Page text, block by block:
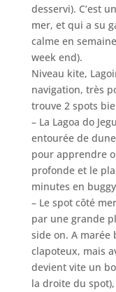
desservi). C’est
mer, et qui a su
calme en
week end).
Niveau kite,
navigation, très
trouve 2 spots
– La Lagoa do
entourée de
pour apprendre
profonde et le
minutes en
– Le spot côté
par une grande
side on. A marée
clapoteux, mais
devient vite un
la droite du